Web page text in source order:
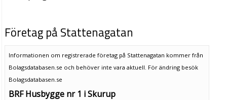
Företag på Stattenagatan
Informationen om registrerade företag på Stattenagatan kommer från
Bolagsdatabasen.se och behöver inte vara aktuell. För ändring besök
Bolagsdatabasen.se
BRF Husbygge nr 1 i Skurup